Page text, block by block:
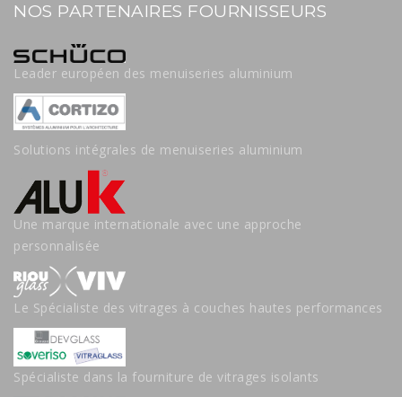
NOS PARTENAIRES FOURNISSEURS
Leader européen des menuiseries aluminium
Solutions intégrales de menuiseries aluminium
Une marque internationale avec une approche
personnalisée
Le Spécialiste des vitrages à couches hautes performances
Spécialiste dans la fourniture de vitrages isolants